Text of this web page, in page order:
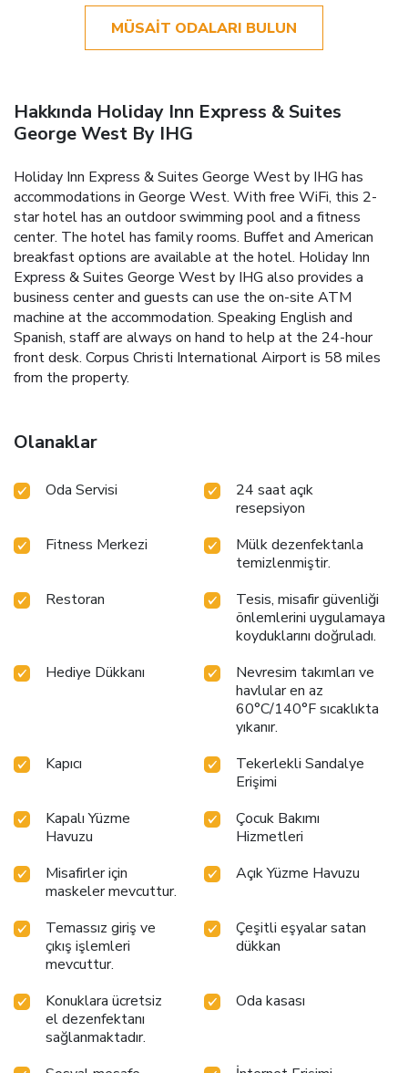
MÜSAIT ODALARI BULUN
Hakkında Holiday Inn Express & Suites
George West By IHG
Holiday Inn Express & Suites George West by IHG has
accommodations in George West. With free WiFi, this 2-
star hotel has an outdoor swimming pool and a fitness
center. The hotel has family rooms. Buffet and American
breakfast options are available at the hotel. Holiday Inn
Express & Suites George West by IHG also provides a
business center and guests can use the on-site ATM
machine at the accommodation. Speaking English and
Spanish, staff are always on hand to help at the 24-hour
front desk. Corpus Christi International Airport is 58 miles
from the property.
Olanaklar
Oda Servisi
24 saat açık
resepsiyon
Fitness Merkezi
Mülk dezenfektanla
temizlenmiştir.
Restoran
Tesis, misafir güvenliği
önlemlerini uygulamaya
koyduklarını doğruladı.
Hediye Dükkanı
Nevresim takımları ve
havlular en az
60°C/140°F sıcaklıkta
yıkanır.
Kapıcı
Tekerlekli Sandalye
Erişimi
Kapalı Yüzme
Havuzu
Çocuk Bakımı
Hizmetleri
Misafirler için
maskeler mevcuttur.
Açık Yüzme Havuzu
Temassız giriş ve
çıkış işlemleri
mevcuttur.
Çeşitli eşyalar satan
dükkan
Konuklara ücretsiz
el dezenfektanı
sağlanmaktadır.
Oda kasası